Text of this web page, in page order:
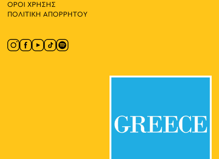
ΟΡΟΙ ΧΡΗΣΗΣ
ΠΟΛΙΤΙΚΗ ΑΠΟΡΡΗΤΟΥ